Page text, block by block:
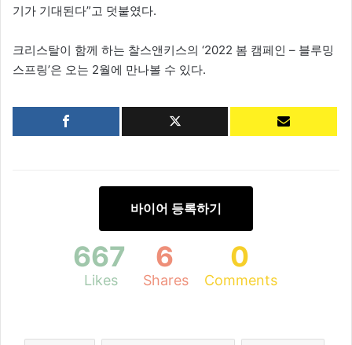
기가 기대된다”고 덧붙였다.
크리스탈이 함께 하는 찰스앤키스의 ‘2022 봄 캠페인 – 블루밍
스프링’은 오는 2월에 만나볼 수 있다.
바이어 등록하기
667
Likes
6
Shares
0
Comments